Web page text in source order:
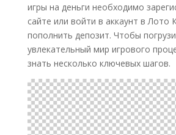
игры на деньги необходимо
сайте или войти в аккаунт в Лото
пополнить депозит. Чтобы
увлекательный мир игрового
знать несколько ключевых шагов.